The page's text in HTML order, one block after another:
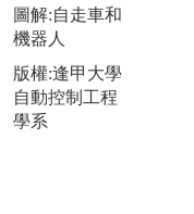
題，課程間具
有系統關聯
性，有利於學
生獲得工程相
關能力。
圖解:自走車和
機器人
版權:逢甲大學
自動控制工程
學系